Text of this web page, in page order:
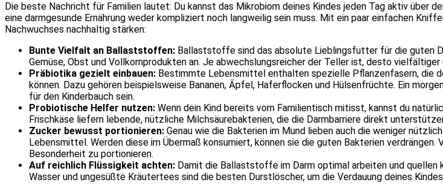
Die beste Nachricht für Familien lautet: Du kannst das Mikrobiom deines Kindes jeden Tag aktiv über
eine darmgesunde Ernährung weder kompliziert noch langweilig sein muss. Mit ein paar einfachen
Nachwuchses nachhaltig stärken:
Bunte Vielfalt an Ballaststoffen: Ballaststoffe sind das absolute Lieblingsfutter für die guten
Gemüse, Obst und Vollkornprodukten an. Je abwechslungsreicher der Teller ist, desto vielfältiger
Präbiotika gezielt einbauen: Bestimmte Lebensmittel enthalten spezielle Pflanzenfasern, die
können. Dazu gehören beispielsweise Bananen, Äpfel, Haferflocken und Hülsenfrüchte. Ein
für den Kinderbauch sein.
Probiotische Helfer nutzen: Wenn dein Kind bereits vom Familientisch mitisst, kannst du
Frischkäse liefern lebende, nützliche Milchsäurebakterien, die die Darmbarriere direkt
Zucker bewusst portionieren: Genau wie die Bakterien im Mund lieben auch die weniger
Lebensmittel. Werden diese im Übermaß konsumiert, können sie die guten Bakterien
Besonderheit zu portionieren.
Auf reichlich Flüssigkeit achten: Damit die Ballaststoffe im Darm optimal arbeiten und quellen
Wasser und ungesüßte Kräutertees sind die besten Durstlöscher, um die Verdauung deines